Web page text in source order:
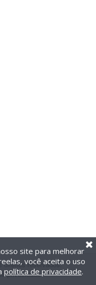
direitos reservados.
privacidade
site para melhorar
você aceita o uso
política de privacidade.